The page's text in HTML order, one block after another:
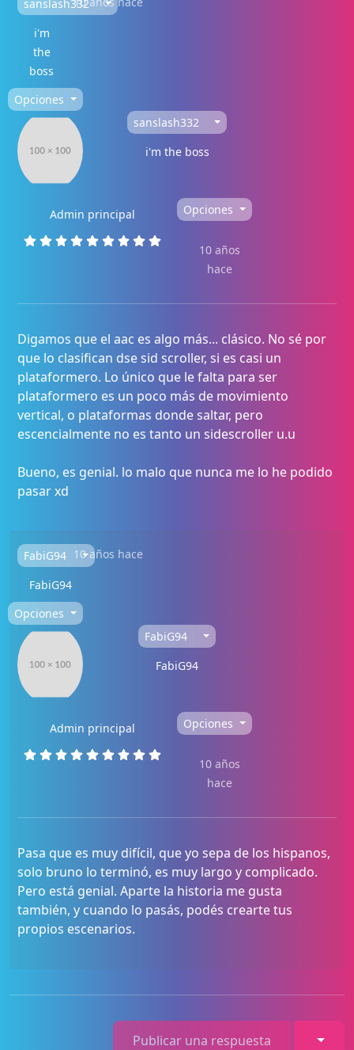
sanslash332
i'm
the
boss
Opciones
sanslash332
i'm the boss
Admin principal Opciones
10 años
hace
Digamos que el aac es algo más... clásico. No sé por
que lo clasifican dse sid scroller, si es casi un
plataformero. Lo único que le falta para ser
plataformero es un poco más de movimiento
vertical, o plataformas donde saltar, pero
escencialmente no es tanto un sidescroller u.u
Bueno, es genial. lo malo que nunca me lo he podido
pasar xd
FabiG94
FabiG94
10 años hace
Opciones
FabiG94
FabiG94
Admin principal Opciones
10 años
hace
Pasa que es muy difícil, que yo sepa de los hispanos,
solo bruno lo terminó, es muy largo y complicado.
Pero está genial. Aparte la historia me gusta
también, y cuando lo pasás, podés crearte tus
propios escenarios.
Publicar una respuesta